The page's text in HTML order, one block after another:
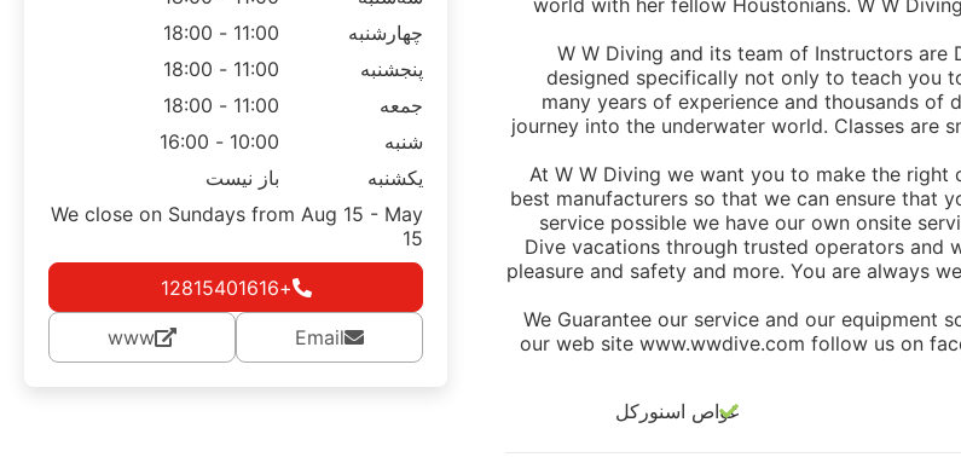
W W Diving and its team of Instructors
designed specifically not only to teach you
many years of experience and thousands of
journey into the underwater world. Classes are
At W W Diving we want you to make the
best manufacturers so that we can ensure that
service possible we have our own onsite
Dive vacations through trusted operators and
pleasure and safety and more. You are always
We Guarantee our service and our equipment
our web site www.wwdive.com follow us on
غواص اسنورکل
چهارشنبه
11:00 - 18:00
پنجشنبه
11:00 - 18:00
جمعه
11:00 - 18:00
شنبه
10:00 - 16:00
یکشنبه
باز نیست
We close on Sundays from Aug 15 - May
15
+12815401616
Email
www